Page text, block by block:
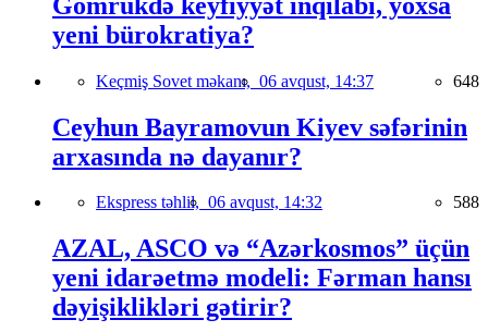
yeni bürokratiya?
Keçmiş Sovet məkanı, 06 avqust, 14:37 648
Ceyhun Bayramovun Kiyev səfərinin
arxasında nə dayanır?
Ekspress təhlil, 06 avqust, 14:32 588
AZAL, ASCO və “Azərkosmos” üçün
yeni idarəetmə modeli: Fərman hansı
dəyişiklikləri gətirir?